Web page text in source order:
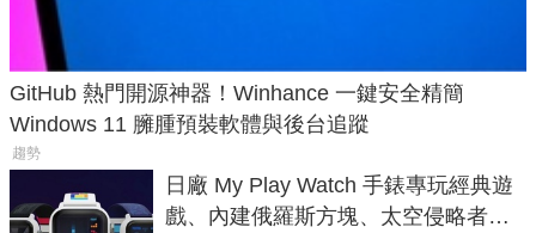
GitHub 熱門開源神器！Winhance 一鍵安全精簡
Windows 11 臃腫預裝軟體與後台追蹤
趨勢
日廠 My Play Watch 手錶專玩經典遊
戲、內建俄羅斯方塊、太空侵略者，